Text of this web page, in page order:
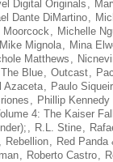
Digital Originals ,
Dante DiMartino,
Moorcock, Michelle
Mike Mignola, Mina
Matthews,
Blue, Outcast,
Azaceta, Paulo
, Phillip
4: The Kaiser
, R.L. Stine,
, Rebellion, Red Panda
, Roberto Castro,